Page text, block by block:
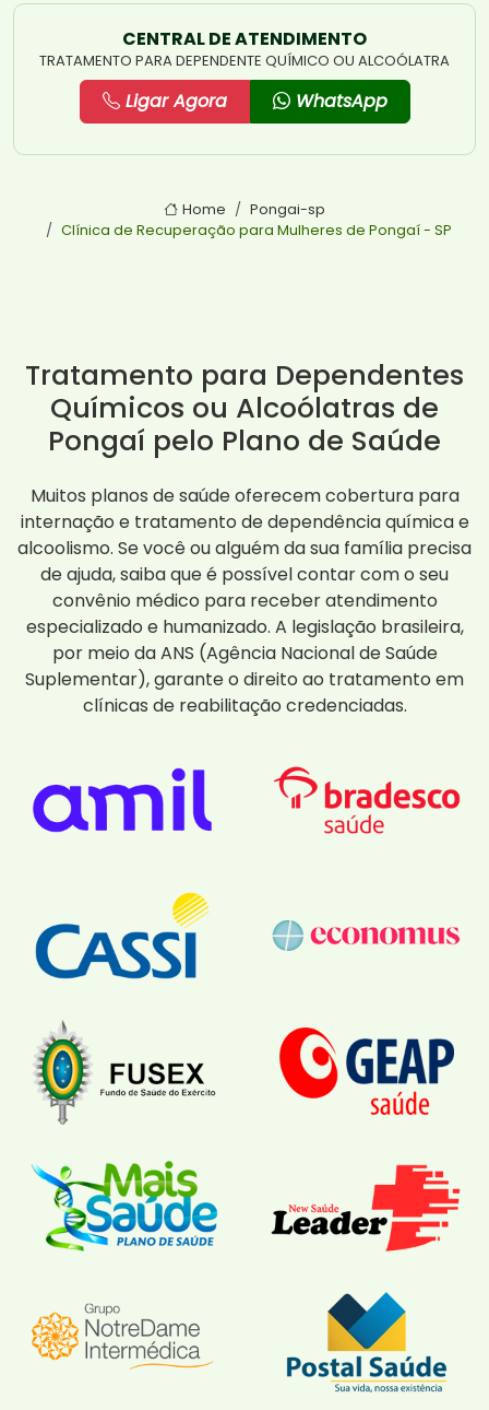
CENTRAL DE ATENDIMENTO
TRATAMENTO PARA DEPENDENTE QUÍMICO OU ALCOÓLATRA
Ligar Agora WhatsApp
Home
Pongai-sp
Clínica de Recuperação para Mulheres de Pongaí - SP
Tratamento para Dependentes
Químicos ou Alcoólatras de
Pongaí pelo Plano de Saúde
Muitos planos de saúde oferecem cobertura para
internação e tratamento de dependência química e
alcoolismo. Se você ou alguém da sua família precisa
de ajuda, saiba que é possível contar com o seu
convênio médico para receber atendimento
especializado e humanizado. A legislação brasileira,
por meio da ANS (Agência Nacional de Saúde
Suplementar), garante o direito ao tratamento em
clínicas de reabilitação credenciadas.